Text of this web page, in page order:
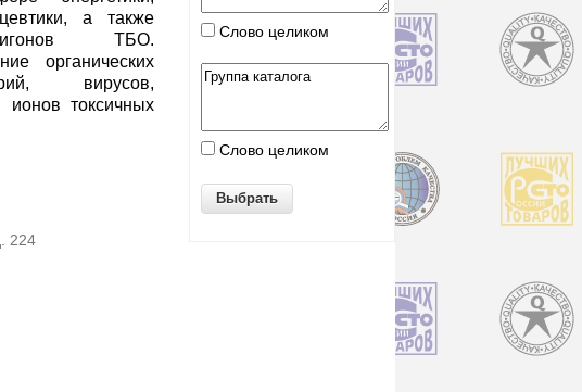
а также
ТБО.
органических
вирусов,
ионов токсичных
224
Слово целиком
Слово целиком